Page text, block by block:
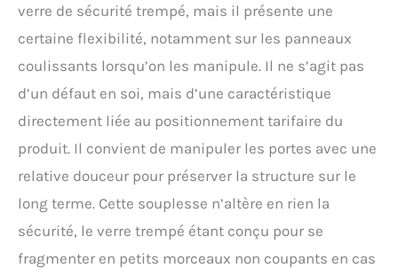
verre de sécurité trempé, mais il présente une
certaine flexibilité, notamment sur les panneaux
coulissants lorsqu’on les manipule. Il ne s’agit pas
d’un défaut en soi, mais d’une caractéristique
directement liée au positionnement tarifaire du
produit. Il convient de manipuler les portes avec une
relative douceur pour préserver la structure sur le
long terme. Cette souplesse n’altère en rien la
sécurité, le verre trempé étant conçu pour se
fragmenter en petits morceaux non coupants en cas